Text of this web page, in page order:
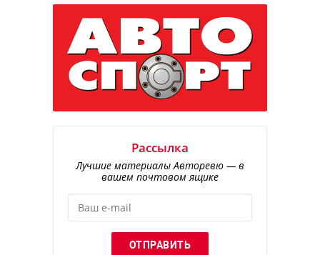
Рассылка
Лучшие материалы Авторевю — в
вашем почтовом ящике